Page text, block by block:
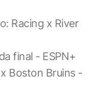
Racing x River
final - ESPN+
Boston Bruins -